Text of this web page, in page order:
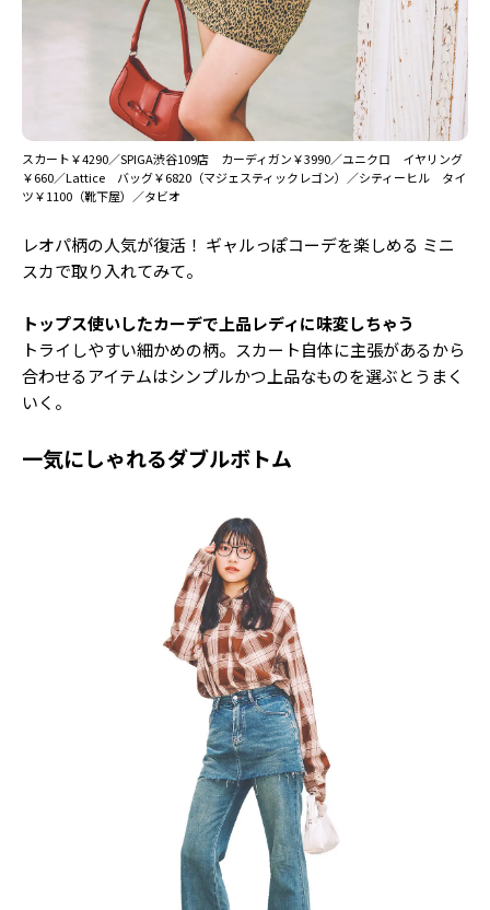
スカート￥4290／SPIGA渋谷109店 カーディガン￥3990／ユニクロ イヤリング
￥660／Lattice バッグ￥6820（マジェスティックレゴン）／シティーヒル タイ
ツ￥1100（靴下屋）／タビオ
レオパ柄の人気が復活！ ギャルっぽコーデを楽しめる ミニ
スカで取り入れてみて。
トップス使いしたカーデで上品レディに味変しちゃう
トライしやすい細かめの柄。スカート自体に主張があるから
合わせるアイテムはシンプルかつ上品なものを選ぶとうまく
いく。
一気にしゃれるダブルボトム